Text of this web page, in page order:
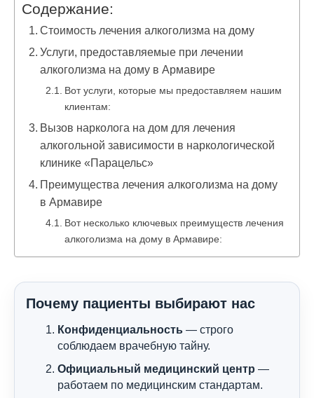
Содержание:
Стоимость лечения алкоголизма на дому
Услуги, предоставляемые при лечении
алкоголизма на дому в Армавире
Вот услуги, которые мы предоставляем нашим
клиентам:
Вызов нарколога на дом для лечения
алкогольной зависимости в наркологической
клинике «Парацельс»
Преимущества лечения алкоголизма на дому
в Армавире
Вот несколько ключевых преимуществ лечения
алкоголизма на дому в Армавире:
Почему пациенты выбирают нас
Конфиденциальность — строго
соблюдаем врачебную тайну.
Официальный медицинский центр —
работаем по медицинским стандартам.